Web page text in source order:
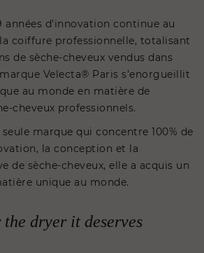
années d’innovation continue au
coiffure professionnelle, totalisant
de sèche-cheveux vendus dans
Velecta® Paris s’enorgueillit
au monde en matière de
cheveux professionnels.
seule marque qui concentre 100% de
la conception et la
de sèche-cheveux, elle a acquis un
unique au monde.
dryer it deserves